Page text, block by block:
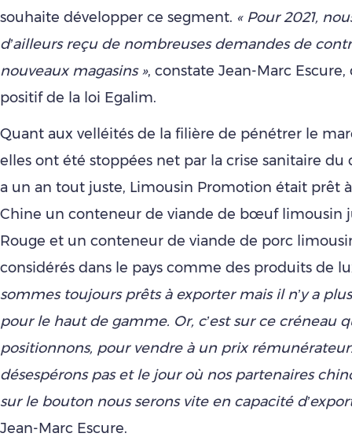
souhaite développer ce segment. « Pour 2021,
d’ailleurs reçu de nombreuses demandes de
nouveaux magasins », constate Jean-Marc Escure,
positif de la loi Egalim.
Quant aux velléités de la filière de pénétrer le
elles ont été stoppées net par la crise sanitaire du
a un an tout juste, Limousin Promotion était prêt
Chine un conteneur de viande de bœuf limousin
Rouge et un conteneur de viande de porc
considérés dans le pays comme des produits de
sommes toujours prêts à exporter mais il n’y a
pour le haut de gamme. Or, c’est sur ce créneau
positionnons, pour vendre à un prix
désespérons pas et le jour où nos partenaires
sur le bouton nous serons vite en capacité
Jean-Marc Escure.